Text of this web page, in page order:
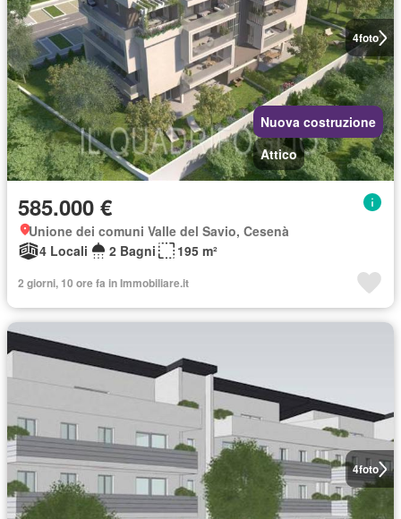
4foto
Nuova costruzione
Attico
585.000 €
Unione dei comuni Valle del Savio, Cesenà
4 Locali
2 Bagni 195 m²
2 giorni, 10 ore fa in Immobiliare.it
4foto